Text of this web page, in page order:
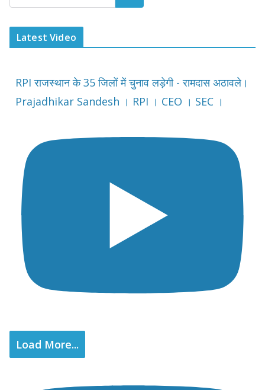
Latest Video
RPI राजस्थान के 35 जिलों में चुनाव लड़ेगी - रामदास अठावले।
Prajadhikar Sandesh । RPI । CEO । SEC ।
Load More...